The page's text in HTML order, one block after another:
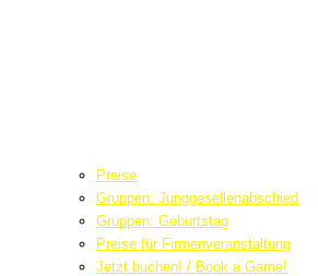
Preise
Gruppen: Junggesellenabschied
Gruppen: Geburtstag
Preise für Firmenveranstaltung
Jetzt buchen! / Book a Game!